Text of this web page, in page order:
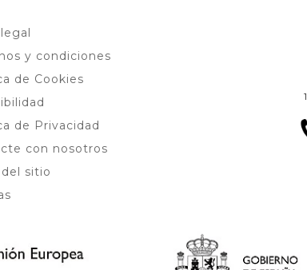
y condiciones
de Cookies
de Privacidad
con nosotros
sitio